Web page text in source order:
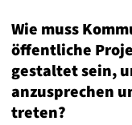
Wie muss
öffentliche
gestaltet sein,
anzusprechen
treten?